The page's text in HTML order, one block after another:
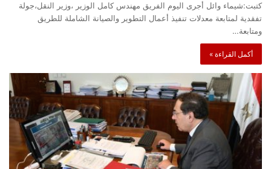
كتبت:شيماء وائل أجرى اليوم الفريق مهندس كامل الوزير ،وزير النقل،جولة
تفقدية لمتابعة معدلات تنفيذ أعمال التطوير والصيانة الشاملة للطريق
ومتابعة…
أكمل القراءة »